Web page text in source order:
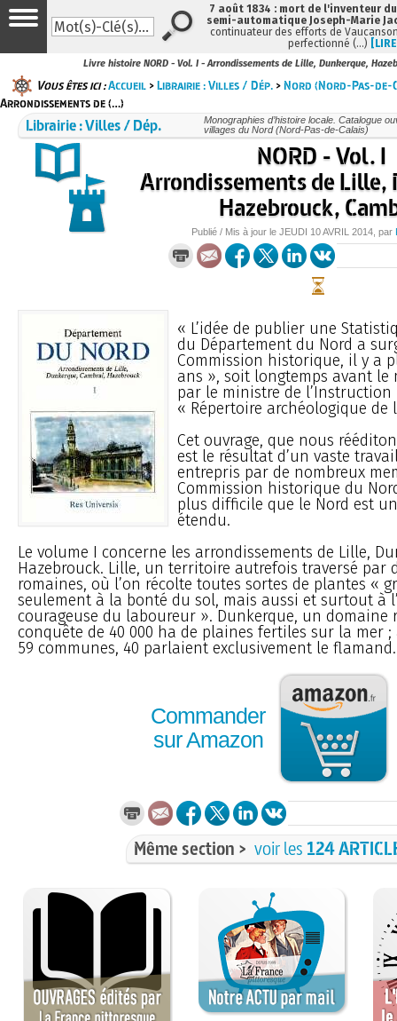
Livre histoire NORD - Vol. I - Arrondissements de Lille, Dunkerque,
Vous êtes ici :Accueil >Librairie : Villes / Dép. >Nord (Nord-Pas-de-
Arrondissements de (…)
Librairie : Villes / Dép.
Monographies d’histoire locale. Catalogue
villages du Nord (Nord-Pas-de-Calais)
NORD - Vol. I
Arrondissements de Lille,
Hazebrouck,
Publié / Mis à jour le JEUDI 10 AVRIL 2014, par
« L’idée de publier une
du Département du Nord a
Commission historique, il y a
ans », soit longtemps avant le
par le ministre de
« Répertoire archéologique de
Cet ouvrage, que nous
est le résultat d’un vaste
entrepris par de nombreux
Commission historique du
plus difficile que le Nord est
étendu.
Le volume I concerne les arrondissements de Lille,
Hazebrouck. Lille, un territoire autrefois traversé par
romaines, où l’on récolte toutes sortes de plantes «
seulement à la bonté du sol, mais aussi et surtout à
courageuse du laboureur ». Dunkerque, un domaine
conquête de 40 000 ha de plaines fertiles sur la mer ;
59 communes, 40 parlaient exclusivement le
Commander
sur Amazon
Même section > voir les 124
7 août 1834 : mort de l'inventeur
semi-automatique Joseph-Marie
continuateur des efforts de
perfectionné (…)